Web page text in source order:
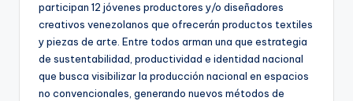
participan 12 jóvenes productores y/o diseñadores
creativos venezolanos que ofrecerán productos textiles
y piezas de arte. Entre todos arman una que estrategia
de sustentabilidad, productividad e identidad nacional
que busca visibilizar la producción nacional en espacios
no convencionales, generando nuevos métodos de